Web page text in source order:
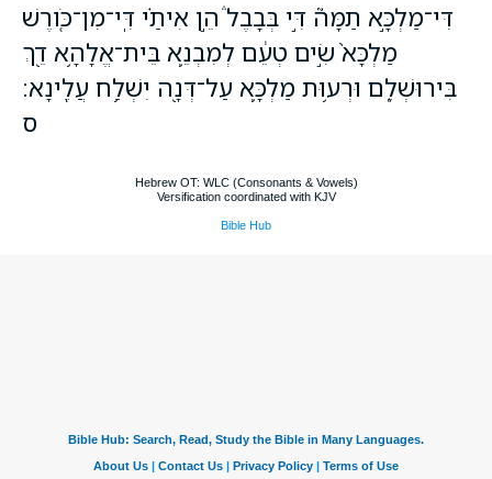
דִּי־מַלְכָּ֣א תַמָּה֮ דִּ֣י בְּבָבֶל֒ הֵ֣ן אִיתַ֗י דִּֽי־מִן־כֹּ֤ורֶשׁ
מַלְכָּא֙ שִׂ֣ים טְעֵ֔ם לְמִבְנֵ֛א בֵּית־אֱלָהָ֥א דֵ֖ךְ
בִּירוּשְׁלֶ֑ם וּרְע֥וּת מַלְכָּ֛א עַל־דְּנָ֖ה יִשְׁלַ֥ח עֲלֶֽינָא׃
ס
Hebrew OT: WLC (Consonants & Vowels)
Versification coordinated with KJV
Bible Hub